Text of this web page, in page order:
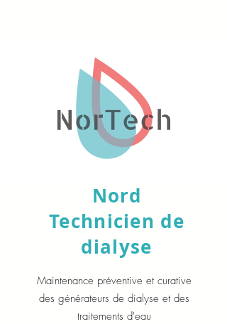
Nord
Technicien de
dialyse
Maintenance préventive et curative
des générateurs de dialyse et des
traitements d'eau